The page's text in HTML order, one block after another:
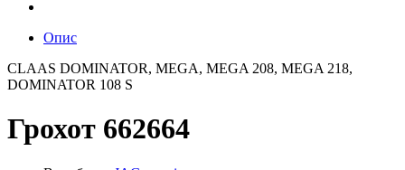
Опис
CLAAS DOMINATOR, MEGA, MEGA 208, MEGA 218,
DOMINATOR 108 S
Грохот 662664